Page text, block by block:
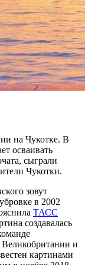
режиссёра
Юрьева. Об
«Рок».
и особенно
одной
в публикации.
на Чукотке. В
осваивать
сыграли
Чукотки.
зовут
в 2002
ТАСС
создавалась
и
картинами